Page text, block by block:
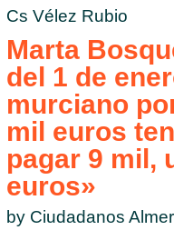
Cs Vélez Rubio
Marta
del 1 de
murciano
mil euros
pagar 9 mil,
euros»
by Ciudadanos